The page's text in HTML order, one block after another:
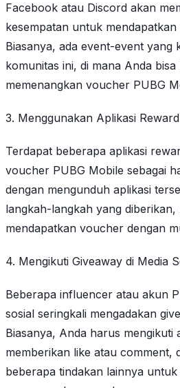
Facebook atau Discord akan
kesempatan untuk
Biasanya, ada event-event yang
komunitas ini, di mana Anda
memenangkan voucher PUBG
3. Menggunakan Aplikasi Reward
Terdapat beberapa aplikasi
voucher PUBG Mobile sebagai
dengan mengunduh aplikasi
langkah-langkah yang diberikan,
mendapatkan voucher dengan
4. Mengikuti Giveaway di Media
Beberapa influencer atau akun
sosial seringkali mengadakan
Biasanya, Anda harus mengikuti
memberikan like atau comment,
beberapa tindakan lainnya